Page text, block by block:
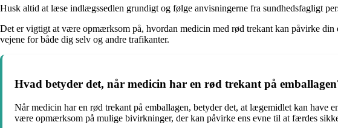
Husk altid at læse indlægssedlen grundigt og følge anvisningerne fra sundhedsfagligt
Det er vigtigt at være opmærksom på, hvordan medicin med rød trekant kan påvirke
vejene for både dig selv og andre trafikanter.
Hvad betyder det, når medicin har en rød trekant på
Når medicin har en rød trekant på emballagen, betyder det, at lægemidlet kan have
være opmærksom på mulige bivirkninger, der kan påvirke ens evne til at færdes